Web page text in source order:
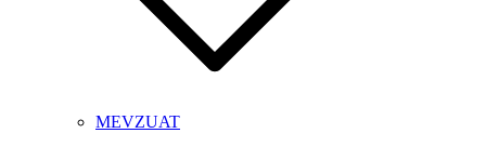
MEVZUAT